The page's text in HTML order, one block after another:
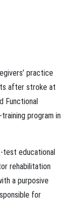
practice
after stroke at
Functional
program in
educational
rehabilitation
a purposive
for